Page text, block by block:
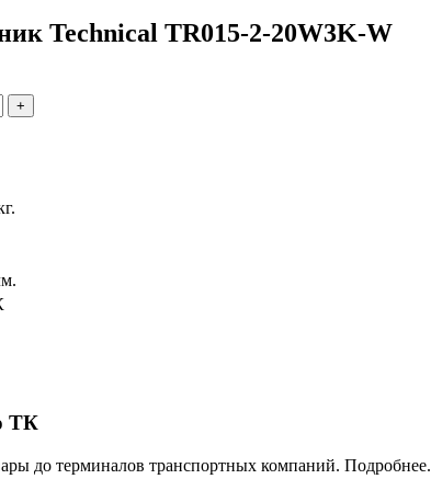
Technical TR015-2-20W3K-W
ТК
до терминалов транспортных компаний. Подробнее.